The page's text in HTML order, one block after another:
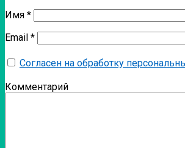
Имя *
Email *
Согласен на обработку
Комментарий